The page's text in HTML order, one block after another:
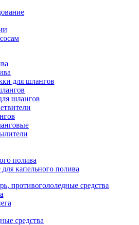
для шлангов
шлангов
полива
капельного полива
противогололедные средства
средства